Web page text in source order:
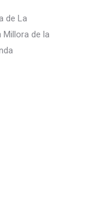
de La
Millora de la